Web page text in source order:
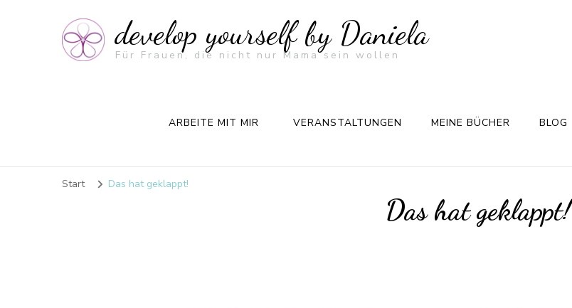
develop yourself by Daniela
Für Frauen, die nicht nur Mama sein wollen
ARBEITE MIT MIR VERANSTALTUNGEN MEINE BÜCHER BLOG
Start Das hat geklappt!
Das hat geklappt!